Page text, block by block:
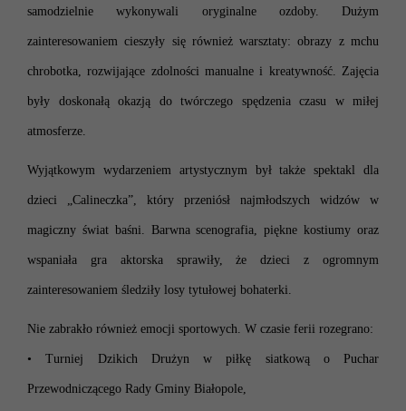
samodzielnie wykonywali oryginalne ozdoby. Dużym
zainteresowaniem cieszyły się również warsztaty: obrazy z mchu
chrobotka, rozwijające zdolności manualne i kreatywność. Zajęcia
były doskonałą okazją do twórczego spędzenia czasu w miłej
atmosferze.
Wyjątkowym wydarzeniem artystycznym był także spektakl dla
dzieci „Calineczka”, który przeniósł najmłodszych widzów w
magiczny świat baśni. Barwna scenografia, piękne kostiumy oraz
wspaniała gra aktorska sprawiły, że dzieci z ogromnym
zainteresowaniem śledziły losy tytułowej bohaterki.
Nie zabrakło również emocji sportowych. W czasie ferii rozegrano:
• Turniej Dzikich Drużyn w piłkę siatkową o Puchar
Przewodniczącego Rady Gminy Białopole,